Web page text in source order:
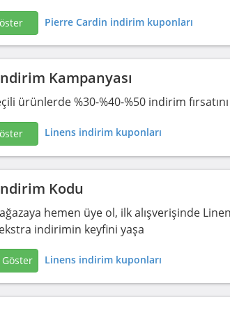
Pierre Cardin indirim kuponları
Kampanyası
ürünlerde %30-%40-%50 indirim fırsatını
Linens indirim kuponları
Kodu
hemen üye ol, ilk alışverişinde
indirimin keyfini yaşa
Linens indirim kuponları